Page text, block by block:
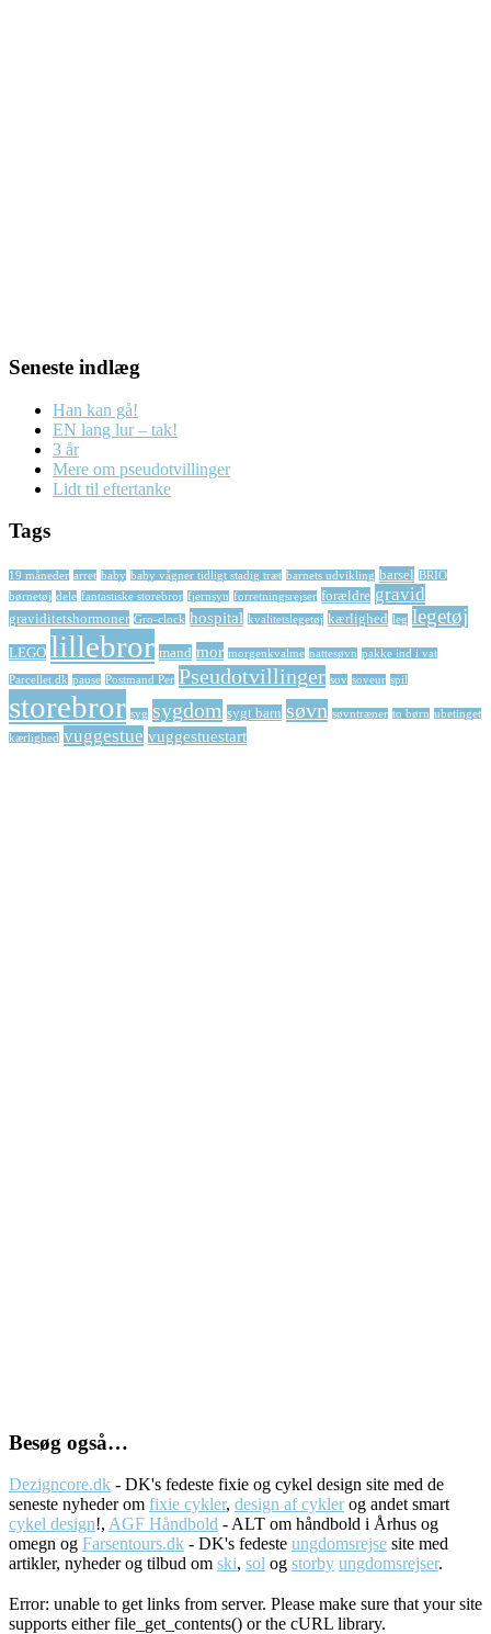
Seneste indlæg
Han kan gå!
EN lang lur – tak!
3 år
Mere om pseudotvillinger
Lidt til eftertanke
Tags
19 måneder arret baby baby vågner tidligt stadig træt barnets udvikling barsel BRIO
børnetøj dele fantastiske storebror fjernsyn forretningsrejser forældre gravid
graviditetshormoner Gro-clock hospital kvalitetslegetøj kærlighed leg legetøj
LEGO lillebror mand mor morgenkvalme nattesøvn pakke ind i vat
Parcellet.dk pause Postmand Per Pseudotvillinger sov soveur spil
storebror syg sygdom sygt barn søvn søvntræner to børn ubetinget
kærlighed vuggestue vuggestuestart
Besøg også…
Dezigncore.dk - DK's fedeste fixie og cykel design site med de
seneste nyheder om fixie cykler, design af cyklerog andet smart
cykel design!, AGF Håndbold - ALT om håndbold i Århus og
omegn og Farsentours.dk - DK's fedeste ungdomsrejse site med
artikler, nyheder og tilbud om ski, sol og storby ungdomsrejser.
Error: unable to get links from server. Please make sure that your site
supports either file_get_contents() or the cURL library.